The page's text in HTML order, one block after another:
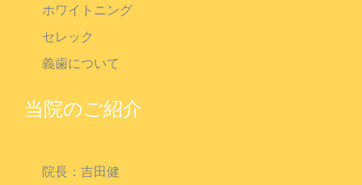
ホワイトニング
セレック
義歯について
当院のご紹介
院長：吉田健